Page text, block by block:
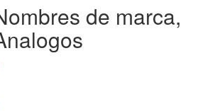
de marca,